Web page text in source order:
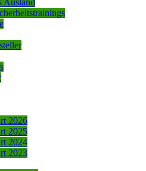
2026
2025
2024
2023